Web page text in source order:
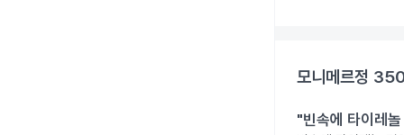
모니메르정
"빈속에 타이레